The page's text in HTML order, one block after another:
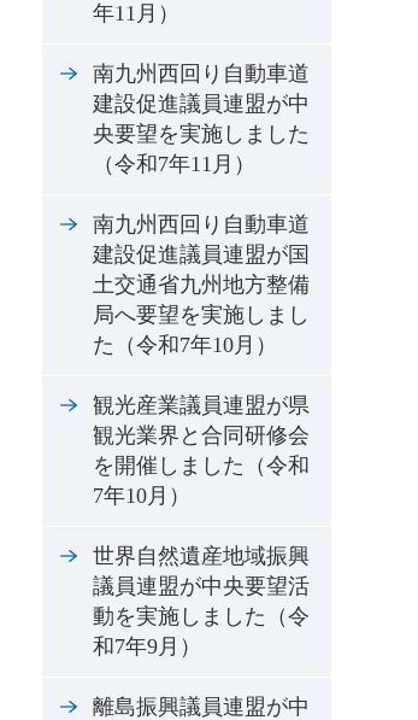
年11月）
南九州西回り自動車道
建設促進議員連盟が中
央要望を実施しました
（令和7年11月）
南九州西回り自動車道
建設促進議員連盟が国
土交通省九州地方整備
局へ要望を実施しまし
た（令和7年10月）
観光産業議員連盟が県
観光業界と合同研修会
を開催しました（令和
7年10月）
世界自然遺産地域振興
議員連盟が中央要望活
動を実施しました（令
和7年9月）
離島振興議員連盟が中